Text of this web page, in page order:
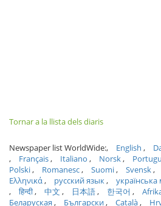
Tornar a la llista dels diaris
Newspaper list WorldWide: English
Français
Italiano Norsk
Polski
Romanesc Suomi Svensk
Ελληνικά
русский язык
हिन्दी
中文 日本語 한국어
Беларуская
Български Català